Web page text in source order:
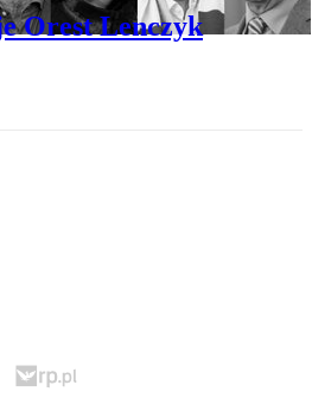
Orest Lenczyk